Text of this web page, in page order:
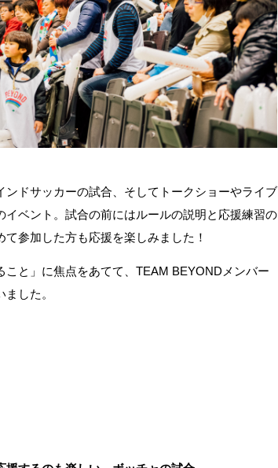
ンドサッカーの試合、そしてトークショーやライブ
イベント。試合の前にはルールの説明と応援練習の
て参加した方も応援を楽しみました！
こと」に焦点をあてて、TEAM BEYONDメンバー
した。